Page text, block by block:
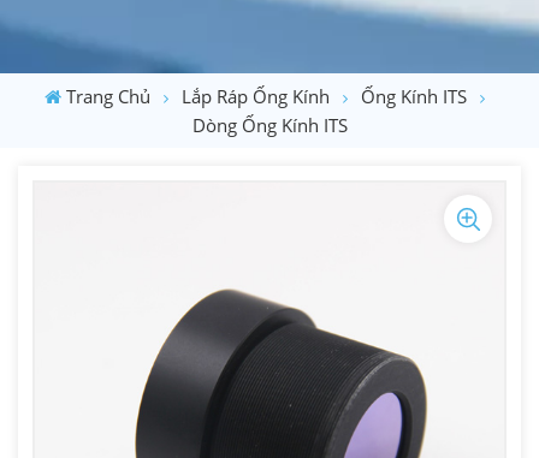
Trang Chủ Lắp Ráp Ống Kính
Ống Kính ITS
Dòng Ống Kính ITS